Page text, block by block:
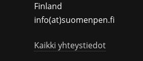
Finland
info(at)suomenpen.fi
Kaikki yhteystiedot